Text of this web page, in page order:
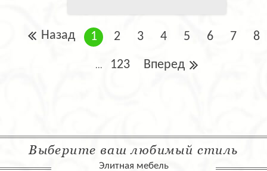
Назад 1 2 3 4 5 6 7 8
... 123 Вперед
Выберите ваш любимый стиль
Элитная мебель